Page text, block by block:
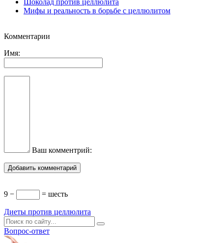
Мифы и реальность в борьбе с целлюлитом
Комментарии
Имя:
Ваш комментрий:
9 − = шесть
Диеты против целлюлита
Вопрос-ответ